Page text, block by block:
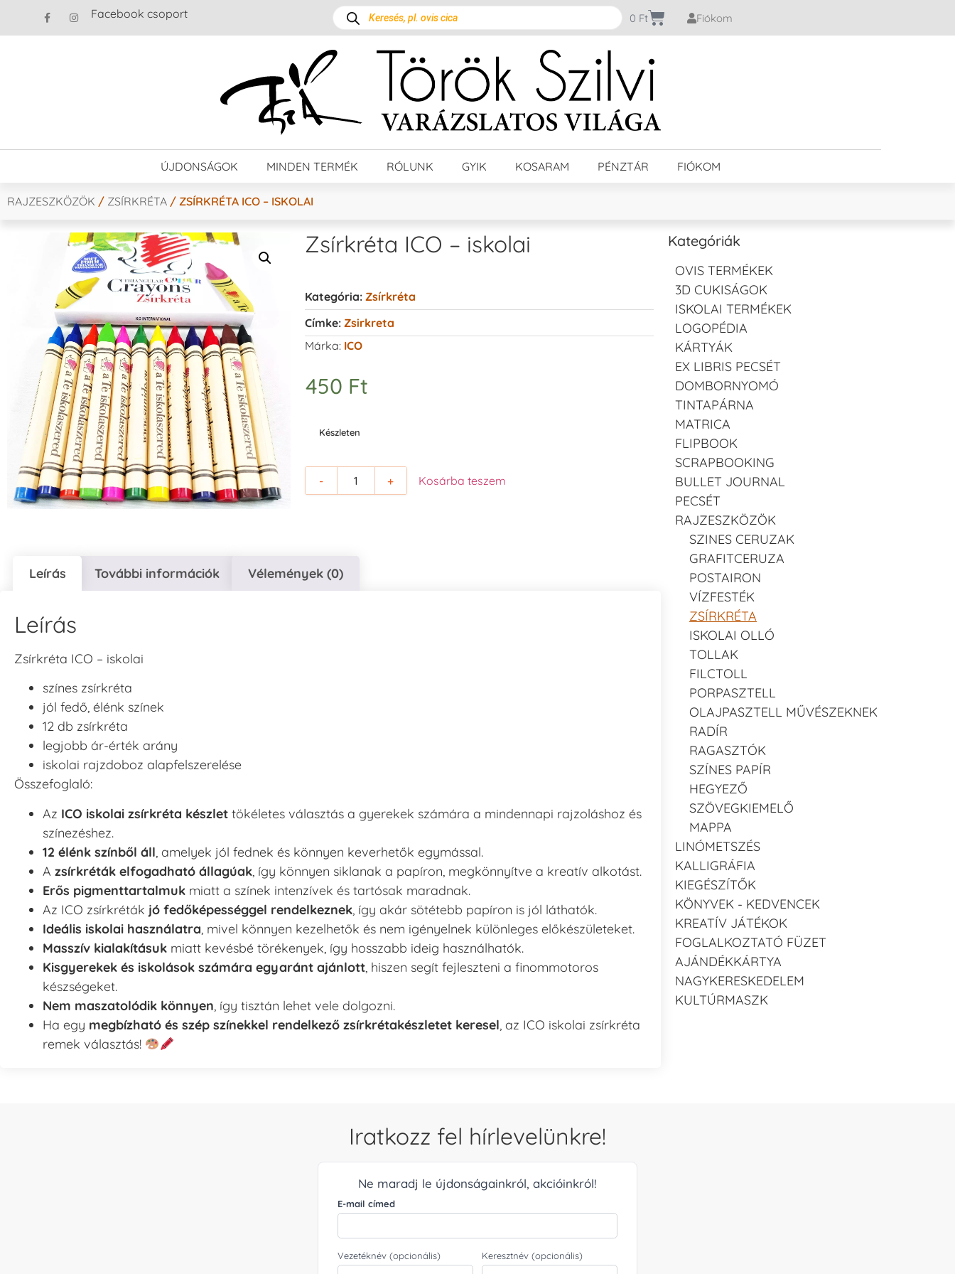
Facebook csoport 0 Ft Fiókom
ÚJDONSÁGOK MINDEN TERMÉK RÓLUNK GYIK KOSARAM PÉNZTÁR FIÓKOM
RAJZESZKÖZÖK / ZSÍRKRÉTA / ZSÍRKRÉTA ICO – ISKOLAI
Zsírkréta ICO – iskolai
Kategória: Zsírkréta
Címke: Zsirkreta
Márka: ICO
450 Ft
Készleten
- + Kosárba teszem
Leírás További információk Vélemények (0)
Leírás
Zsírkréta ICO – iskolai
színes zsírkréta
jól fedő, élénk színek
12 db zsírkréta
legjobb ár-érték arány
iskolai rajzdoboz alapfelszerelése
Összefoglaló:
Az ICO iskolai zsírkréta készlet tökéletes választás a gyerekek számára a mindennapi rajzoláshoz és
színezéshez.
12 élénk színből áll, amelyek jól fednek és könnyen keverhetők egymással.
A zsírkréták elfogadható állagúak, így könnyen siklanak a papíron, megkönnyítve a kreatív alkotást.
Erős pigmenttartalmuk miatt a színek intenzívek és tartósak maradnak.
Az ICO zsírkréták jó fedőképességgel rendelkeznek, így akár sötétebb papíron is jól láthatók.
Ideális iskolai használatra, mivel könnyen kezelhetők és nem igényelnek különleges előkészületeket.
Masszív kialakításuk miatt kevésbé törékenyek, így hosszabb ideig használhatók.
Kisgyerekek és iskolások számára egyaránt ajánlott, hiszen segít fejleszteni a finommotoros
készségeket.
Nem maszatolódik könnyen, így tisztán lehet vele dolgozni.
Ha egy megbízható és szép színekkel rendelkező zsírkrétakészletet keresel, az ICO iskolai zsírkréta
remek választás!
Kategóriák
OVIS TERMÉKEK
3D CUKISÁGOK
ISKOLAI TERMÉKEK
LOGOPÉDIA
KÁRTYÁK
EX LIBRIS PECSÉT
DOMBORNYOMÓ
TINTAPÁRNA
MATRICA
FLIPBOOK
SCRAPBOOKING
BULLET JOURNAL
PECSÉT
RAJZESZKÖZÖK
SZINES CERUZAK
GRAFITCERUZA
POSTAIRON
VÍZFESTÉK
ZSÍRKRÉTA
ISKOLAI OLLÓ
TOLLAK
FILCTOLL
PORPASZTELL
OLAJPASZTELL MŰVÉSZEKNEK
RADÍR
RAGASZTÓK
SZÍNES PAPÍR
HEGYEZŐ
SZÖVEGKIEMELŐ
MAPPA
LINÓMETSZÉS
KALLIGRÁFIA
KIEGÉSZÍTŐK
KÖNYVEK - KEDVENCEK
KREATÍV JÁTÉKOK
FOGLALKOZTATÓ FÜZET
AJÁNDÉKKÁRTYA
NAGYKERESKEDELEM
KULTÚRMASZK
Iratkozz fel hírlevelünkre!
Ne maradj le újdonságainkról, akcióinkról!
E-mail címed
Vezetéknév (opcionális) Keresztnév (opcionális)